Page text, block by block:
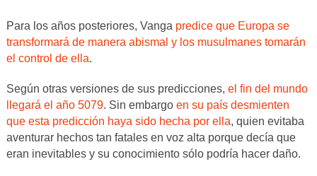
Para los años posteriores, Vanga predice que Europa se
transformará de manera abismal y los musulmanes tomarán
el control de ella.
Según otras versiones de sus predicciones, el fin del mundo
llegará el año 5079. Sin embargo en su país desmienten
que esta predicción haya sido hecha por ella, quien evitaba
aventurar hechos tan fatales en voz alta porque decía que
eran inevitables y su conocimiento sólo podría hacer daño.